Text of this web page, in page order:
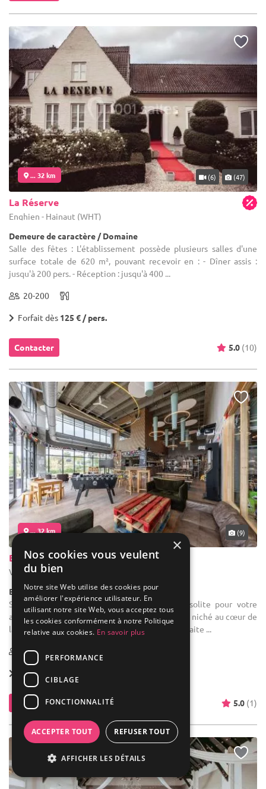
... 32 km (6) (47)
La Réserve
Enghien - Hainaut (WHT)
Demeure de caractère / Domaine
Salle des fêtes : L'établissement possède plusieurs salles d'une
surface totale de 620 m², pouvant recevoir en : - Dîner assis :
jusqu'à 200 pers. - Réception : jusqu'à 400 ...
20-200
Forfait dès 125 € / pers.
Contacter 5.0 (10)
... 32 km (9)
Brasserie Moulins D'ascq
Villeneuve-d'Ascq - Nord (59)
Bar / Bar à Bières
Salle des fêtes : A la recherche d'un lieu insolite pour votre
afterwork ou votre événement privé? Notre bar, niché au cœur de
la brasserie Moulins d'Ascq, offre l'ambiance parfaite ...
40-120
Location dès
Contacter 5.0 (1)
×
Nos cookies vous veulent
du bien
Notre site Web utilise des cookies pour
améliorer l'expérience utilisateur. En
utilisant notre site Web, vous acceptez tous
les cookies conformément à notre Politique
relative aux cookies. En savoir plus
PERFORMANCE
CIBLAGE
FONCTIONNALITÉ
ACCEPTER TOUT REFUSER TOUT
AFFICHER LES DÉTAILS